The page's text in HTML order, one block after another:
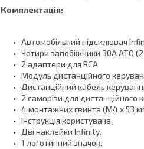
Комплектація:
Автомобільний підсилювач
Чотири запобіжники 30A ATO
2 адаптери для RCA
Модуль дистанційного
Дистанційний кабель
2 саморізи для дистанційного
4 монтажних гвинта (M4 x 53
Інструкція користувача.
Дві наклейки Infinity.
1 логотипний значок.